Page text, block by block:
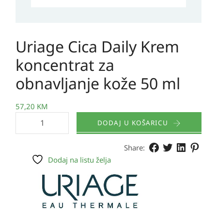
Uriage Cica Daily Krem
koncentrat za
obnavljanje kože 50 ml
57,20 KM
DODAJ U KOŠARICU
Share:
Dodaj na listu želja